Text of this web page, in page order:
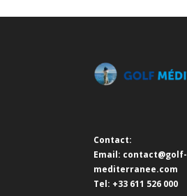
Contact:
Email: contact@golf-
mediterranee.com
Tel: +33 611 526 000